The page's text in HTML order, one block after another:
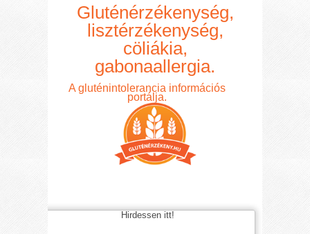
Gluténérzékenység,
lisztérzékenység,
cöliákia,
gabonaallergia.
A gluténintolerancia információs
portálja.
Hirdessen itt!